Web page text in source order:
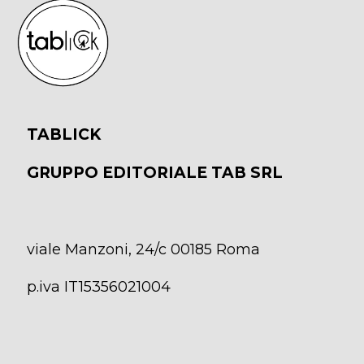
TABLICK
GRUPPO EDITORIALE TAB SRL
viale Manzoni, 24/c 00185 Roma
p.iva IT15356021004